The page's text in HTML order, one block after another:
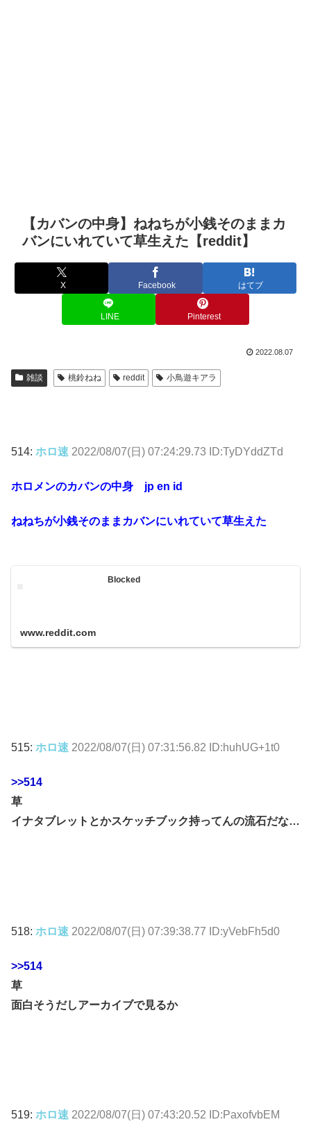
【カバンの中身】ねねちが小銭そのままカ
バンにいれていて草生えた【reddit】
X Facebook はてブ
LINE Pinterest
2022.08.07
雑談 桃鈴ねね reddit 小鳥遊キアラ
514: ホロ速 2022/08/07(日) 07:24:29.73 ID:TyDYddZTd
ホロメンのカバンの中身 jp en id
ねねちが小銭そのままカバンにいれていて草生えた
Blocked
www.reddit.com
515: ホロ速 2022/08/07(日) 07:31:56.82 ID:huhUG+1t0
>>514
草
イナタブレットとかスケッチブック持ってんの流石だな…
518: ホロ速 2022/08/07(日) 07:39:38.77 ID:yVebFh5d0
>>514
草
面白そうだしアーカイブで見るか
519: ホロ速 2022/08/07(日) 07:43:20.52 ID:PaxofvbEM